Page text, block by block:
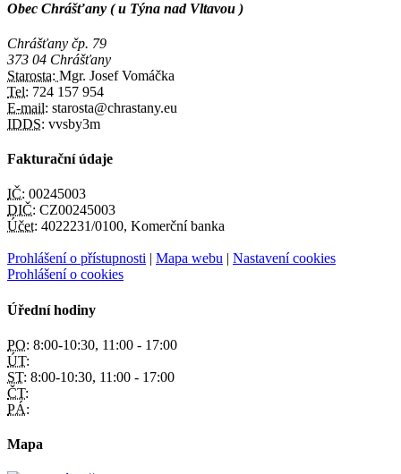
Obec Chrášťany ( u Týna nad Vltavou )
Chrášťany čp. 79
373 04 Chrášťany
Starosta: Mgr. Josef Vomáčka
Tel: 724 157 954
E-mail: starosta@chrastany.eu
IDDS: vvsby3m
Fakturační údaje
IČ: 00245003
DIČ: CZ00245003
Účet: 4022231/0100, Komerční banka
Prohlášení o přístupnosti | Mapa webu | Nastavení cookies
Prohlášení o cookies
Úřední hodiny
PO: 8:00-10:30, 11:00 - 17:00
ÚT:
ST: 8:00-10:30, 11:00 - 17:00
ČT:
PÁ:
Mapa